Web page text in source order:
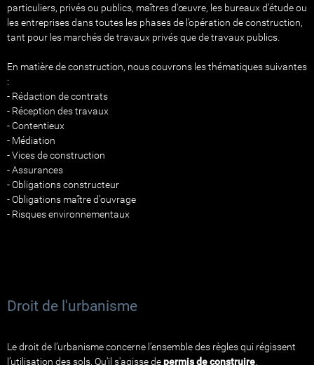
particuliers, privés ou publics, maîtres d'œuvre, les bureaux d’étude ou
les entreprises dans toutes les phases de l’opération de construction,
tant pour les marchés de travaux privés que de travaux publics.
En matière de construction, nous couvrons les thématiques suivantes
:
- Rédaction de contrats
- Réception des travaux
- Contentieux
- Médiation
- Vices de construction
- Assurances
- Obligations constructeur
- Obligations maître d'ouvrage
- Risques environnementaux
Droit de l'urbanisme
Le droit de l’urbanisme concerne l’ensemble des règles qui régissent
l’utilisation des sols. Qu'il s'agisse depermis de construire,